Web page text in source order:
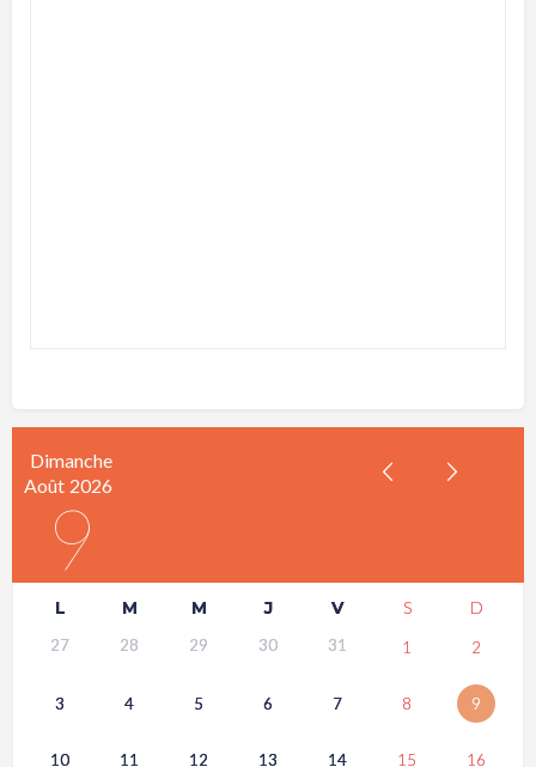
Dimanche
Août 2026
9
L M M J V S D
27 28 29 30 31 1 2
3 4 5 6 7 8 9
10 11 12 13 14 15 16